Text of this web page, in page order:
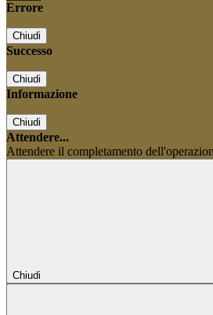
Errore
Chiudi
Successo
Chiudi
Informazione
Chiudi
Attendere...
Attendere il completamento
Chiudi